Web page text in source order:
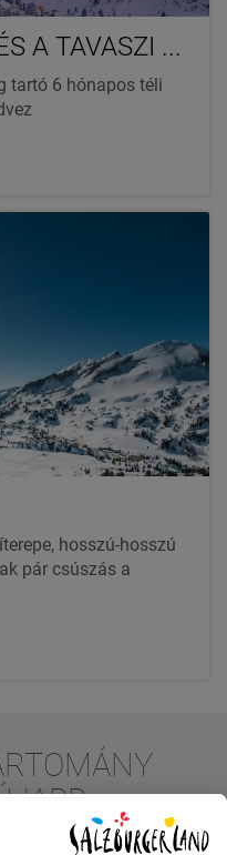
A TAVASZI ...
tartó 6 hónapos téli
hosszú-hosszú
pár csúszás a
SZOLGÁL!